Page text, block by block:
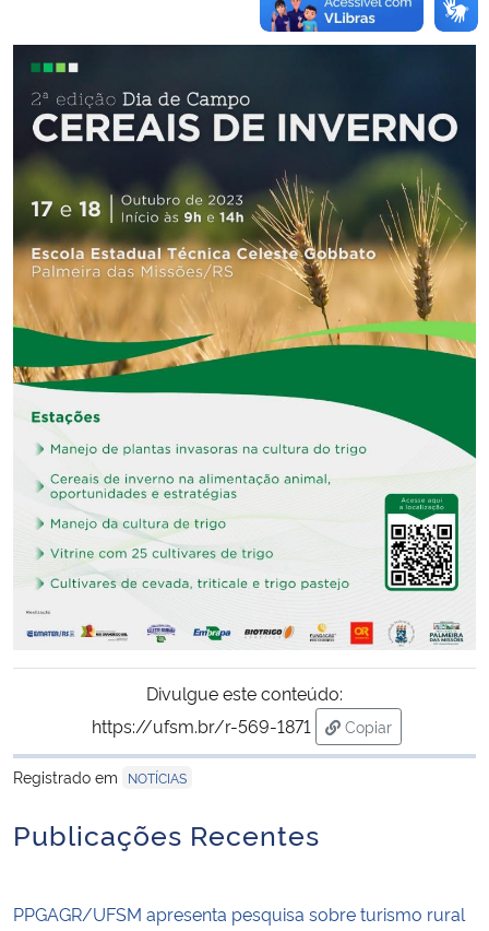
Divulgue este conteúdo:
https://ufsm.br/r-569-1871
Copiar
para área de
Registrado em
NOTÍCIAS
Publicações Recentes
PPGAGR/UFSM apresenta pesquisa sobre turismo rural